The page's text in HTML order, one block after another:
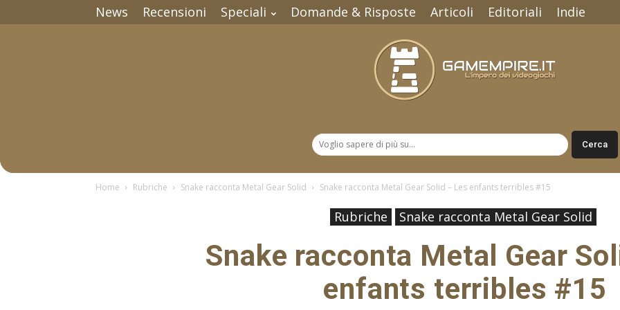
News Recensioni Speciali Domande & Risposte Articoli Editoriali Indie
Home Rubriche Snake racconta Metal Gear Solid Snake racconta Metal Gear Solid – Les enfants terribles #15
Rubriche Snake racconta Metal Gear Solid
Snake racconta Metal Gear
enfants terribles #15